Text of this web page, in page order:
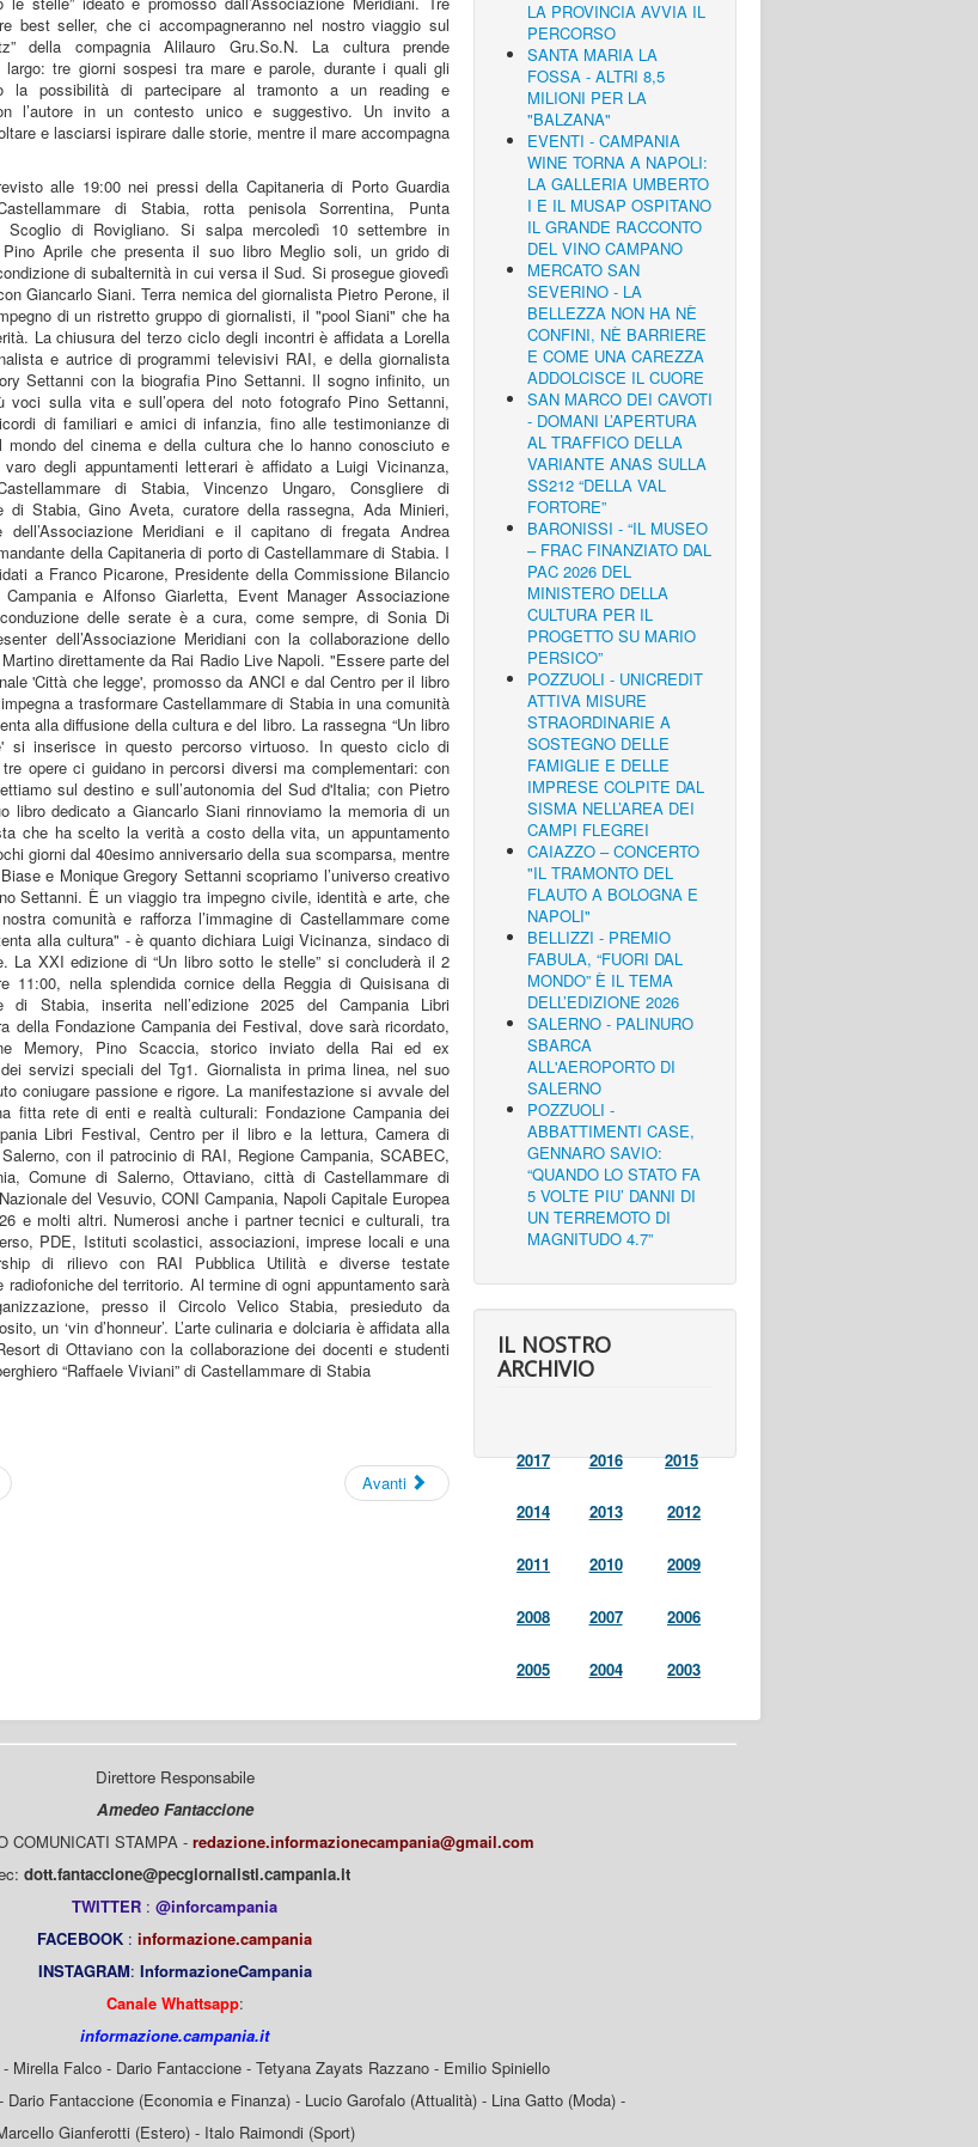
best seller, che ci accompagneranno nel nostro viaggio sul
della compagnia Alilauro Gru.So.N. La cultura prende
largo: tre giorni sospesi tra mare e parole, durante i quali gli
la possibilità di partecipare al tramonto a un reading e
l’autore in un contesto unico e suggestivo. Un invito a
e lasciarsi ispirare dalle storie, mentre il mare accompagna
alle 19:00 nei pressi della Capitaneria di Porto Guardia
di Stabia, rotta penisola Sorrentina, Punta
Scoglio di Rovigliano. Si salpa mercoledì 10 settembre in
Pino Aprile che presenta il suo libro Meglio soli, un grido di
di subalternità in cui versa il Sud. Si prosegue giovedì
Giancarlo Siani. Terra nemica del giornalista Pietro Perone, il
di un ristretto gruppo di giornalisti, il "pool Siani" che ha
La chiusura del terzo ciclo degli incontri è affidata a Lorella
e autrice di programmi televisivi RAI, e della giornalista
Settanni con la biografia Pino Settanni. Il sogno infinito, un
voci sulla vita e sull’opera del noto fotografo Pino Settanni,
di familiari e amici di infanzia, fino alle testimonianze di
mondo del cinema e della cultura che lo hanno conosciuto e
degli appuntamenti letterari è affidato a Luigi Vicinanza,
di Stabia, Vincenzo Ungaro, Consgliere di
di Stabia, Gino Aveta, curatore della rassegna, Ada Minieri,
dell’Associazione Meridiani e il capitano di fregata Andrea
della Capitaneria di porto di Castellammare di Stabia. I
a Franco Picarone, Presidente della Commissione Bilancio
Campania e Alfonso Giarletta, Event Manager Associazione
delle serate è a cura, come sempre, di Sonia Di
dell’Associazione Meridiani con la collaborazione dello
direttamente da Rai Radio Live Napoli. "Essere parte del
'Città che legge', promosso da ANCI e dal Centro per il libro
a trasformare Castellammare di Stabia in una comunità
alla diffusione della cultura e del libro. La rassegna “Un libro
si inserisce in questo percorso virtuoso. In questo ciclo di
tre opere ci guidano in percorsi diversi ma complementari: con
sul destino e sull’autonomia del Sud d'Italia; con Pietro
libro dedicato a Giancarlo Siani rinnoviamo la memoria di un
che ha scelto la verità a costo della vita, un appuntamento
giorni dal 40esimo anniversario della sua scomparsa, mentre
e Monique Gregory Settanni scopriamo l’universo creativo
Settanni. È un viaggio tra impegno civile, identità e arte, che
comunità e rafforza l’immagine di Castellammare come
alla cultura" - è quanto dichiara Luigi Vicinanza, sindaco di
La XXI edizione di “Un libro sotto le stelle” si concluderà il 2
11:00, nella splendida cornice della Reggia di Quisisana di
di Stabia, inserita nell’edizione 2025 del Campania Libri
della Fondazione Campania dei Festival, dove sarà ricordato,
Memory, Pino Scaccia, storico inviato della Rai ed ex
servizi speciali del Tg1. Giornalista in prima linea, nel suo
coniugare passione e rigore. La manifestazione si avvale del
fitta rete di enti e realtà culturali: Fondazione Campania dei
Libri Festival, Centro per il libro e la lettura, Camera di
con il patrocinio di RAI, Regione Campania, SCABEC,
Comune di Salerno, Ottaviano, città di Castellammare di
del Vesuvio, CONI Campania, Napoli Capitale Europea
e molti altri. Numerosi anche i partner tecnici e culturali, tra
PDE, Istituti scolastici, associazioni, imprese locali e una
di rilievo con RAI Pubblica Utilità e diverse testate
radiofoniche del territorio. Al termine di ogni appuntamento sarà
presso il Circolo Velico Stabia, presieduto da
un ‘vin d’honneur’. L’arte culinaria e dolciaria è affidata alla
di Ottaviano con la collaborazione dei docenti e studenti
“Raffaele Viviani” di Castellammare di Stabia
Avanti
LA PROVINCIA AVVIA IL
PERCORSO
SANTA MARIA LA
FOSSA - ALTRI 8,5
MILIONI PER LA
"BALZANA"
EVENTI - CAMPANIA
WINE TORNA A NAPOLI:
LA GALLERIA UMBERTO
I E IL MUSAP OSPITANO
IL GRANDE RACCONTO
DEL VINO CAMPANO
MERCATO SAN
SEVERINO - LA
BELLEZZA NON HA NÈ
CONFINI, NÈ BARRIERE
E COME UNA CAREZZA
ADDOLCISCE IL CUORE
SAN MARCO DEI CAVOTI
- DOMANI L’APERTURA
AL TRAFFICO DELLA
VARIANTE ANAS SULLA
SS212 “DELLA VAL
FORTORE”
BARONISSI - “IL MUSEO
– FRAC FINANZIATO DAL
PAC 2026 DEL
MINISTERO DELLA
CULTURA PER IL
PROGETTO SU MARIO
PERSICO”
POZZUOLI - UNICREDIT
ATTIVA MISURE
STRAORDINARIE A
SOSTEGNO DELLE
FAMIGLIE E DELLE
IMPRESE COLPITE DAL
SISMA NELL’AREA DEI
CAMPI FLEGREI
CAIAZZO – CONCERTO
"IL TRAMONTO DEL
FLAUTO A BOLOGNA E
NAPOLI"
BELLIZZI - PREMIO
FABULA, “FUORI DAL
MONDO” È IL TEMA
DELL’EDIZIONE 2026
SALERNO - PALINURO
SBARCA
ALL'AEROPORTO DI
SALERNO
POZZUOLI -
ABBATTIMENTI CASE,
GENNARO SAVIO:
“QUANDO LO STATO FA
5 VOLTE PIU’ DANNI DI
UN TERREMOTO DI
MAGNITUDO 4.7”
IL NOSTRO
ARCHIVIO
2017 2016 2015
2014 2013 2012
2011 2010 2009
2008 2007 2006
2005 2004 2003
Direttore Responsabile
Amedeo Fantaccione
COMUNICATI STAMPA - redazione.informazionecampania@gmail.com
dott.fantaccione@pecgiornalisti.campania.it
TWITTER : @inforcampania
FACEBOOK : informazione.campania
INSTAGRAM: InformazioneCampania
Canale Whattsapp:
informazione.campania.it
Mirella Falco - Dario Fantaccione - Tetyana Zayats Razzano - Emilio Spiniello
Dario Fantaccione (Economia e Finanza) - Lucio Garofalo (Attualità) - Lina Gatto (Moda) -
Gianferotti (Estero) - Italo Raimondi (Sport)